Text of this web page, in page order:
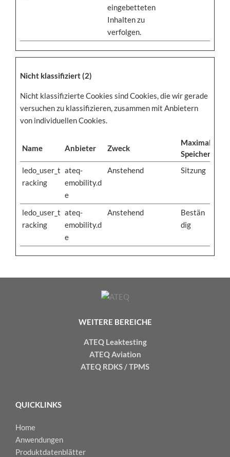
eingebetteten
Inhalten zu
verfolgen.
Nicht klassifiziert (2)
Nicht klassifizierte Cookies sind Cookies, die wir gerade
versuchen zu klassifizieren, zusammen mit Anbietern
von individuellen Cookies.
Name Anbieter Zweck
Maximale
ledo_user_t
racking
ateq-
emobility.d
e
Anstehend Sitzung
ledo_user_t
racking
ateq-
emobility.d
e
Anstehend
Bestän
dig
WEITERE BEREICHE
ATEQ Leaktesting
ATEQ Aviation
ATEQ RDKS / TPMS
QUICKLINKS
Home
Anwendungen
Produktdatenblätter